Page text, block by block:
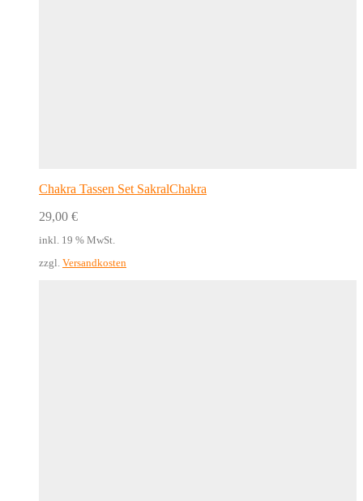
Chakra Tassen Set SakralChakra
29,00 €
inkl. 19 % MwSt.
zzgl. Versandkosten